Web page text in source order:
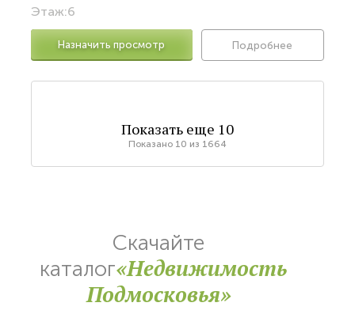
Этаж:6
Назначить просмотр Подробнее
Показать еще 10
Показано 10 из 1664
Скачайте
каталог«Недвижимость
Подмосковья»